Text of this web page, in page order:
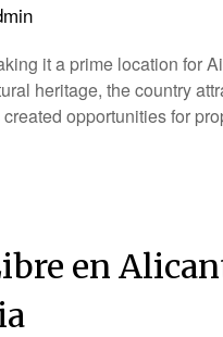
it a prime location for
heritage, the country
opportunities for
en